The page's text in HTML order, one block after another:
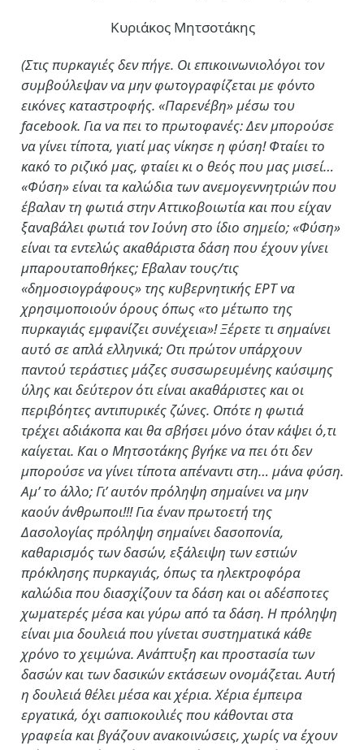
Κυριάκος Μητσοτάκης
(Στις πυρκαγιές δεν πήγε. Οι επικοινωνιολόγοι τον
συμβούλεψαν να μην φωτογραφίζεται με φόντο
εικόνες καταστροφής. «Παρενέβη» μέσω του
facebook. Για να πει το πρωτοφανές: Δεν μπορούσε
να γίνει τίποτα, γιατί μας νίκησε η φύση! Φταίει το
κακό το ριζικό μας, φταίει κι ο θεός που μας μισεί…
«Φύση» είναι τα καλώδια των ανεμογεννητριών που
έβαλαν τη φωτιά στην Αττικοβοιωτία και που είχαν
ξαναβάλει φωτιά τον Ιούνη στο ίδιο σημείο; «Φύση»
είναι τα εντελώς ακαθάριστα δάση που έχουν γίνει
μπαρουταποθήκες; Εβαλαν τους/τις
«δημοσιογράφους» της κυβερνητικής ΕΡΤ να
χρησιμοποιούν όρους όπως «το μέτωπο της
πυρκαγιάς εμφανίζει συνέχεια»! Ξέρετε τι σημαίνει
αυτό σε απλά ελληνικά; Οτι πρώτον υπάρχουν
παντού τεράστιες μάζες συσσωρευμένης καύσιμης
ύλης και δεύτερον ότι είναι ακαθάριστες και οι
περιβόητες αντιπυρικές ζώνες. Οπότε η φωτιά
τρέχει αδιάκοπα και θα σβήσει μόνο όταν κάψει ό,τι
καίγεται. Και ο Μητσοτάκης βγήκε να πει ότι δεν
μπορούσε να γίνει τίποτα απέναντι στη… μάνα φύση.
Αμ’ το άλλο; Γι’ αυτόν πρόληψη σημαίνει να μην
καούν άνθρωποι!!! Για έναν πρωτοετή της
Δασολογίας πρόληψη σημαίνει δασοπονία,
καθαρισμός των δασών, εξάλειψη των εστιών
πρόκλησης πυρκαγιάς, όπως τα ηλεκτροφόρα
καλώδια που διασχίζουν τα δάση και οι αδέσποτες
χωματερές μέσα και γύρω από τα δάση. Η πρόληψη
είναι μια δουλειά που γίνεται συστηματικά κάθε
χρόνο το χειμώνα. Ανάπτυξη και προστασία των
δασών και των δασικών εκτάσεων ονομάζεται. Αυτή
η δουλειά θέλει μέσα και χέρια. Χέρια έμπειρα
εργατικά, όχι σαπιοκοιλιές που κάθονται στα
γραφεία και βγάζουν ανακοινώσεις, χωρίς να έχουν